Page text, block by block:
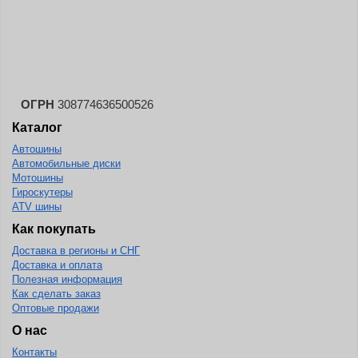
Leao
Long March
Longtraxx
Magnum
Marangoni
Marcher
Marshal
Massimo
Mastercraft
ОГРН 308774636500526
Каталог
Автошины
Автомобильные диски
Мотошины
Гироскутеры
ATV шины
Как покупать
Доставка в регионы и СНГ
Доставка и оплата
Полезная информация
Как сделать заказ
Оптовые продажи
О нас
Контакты